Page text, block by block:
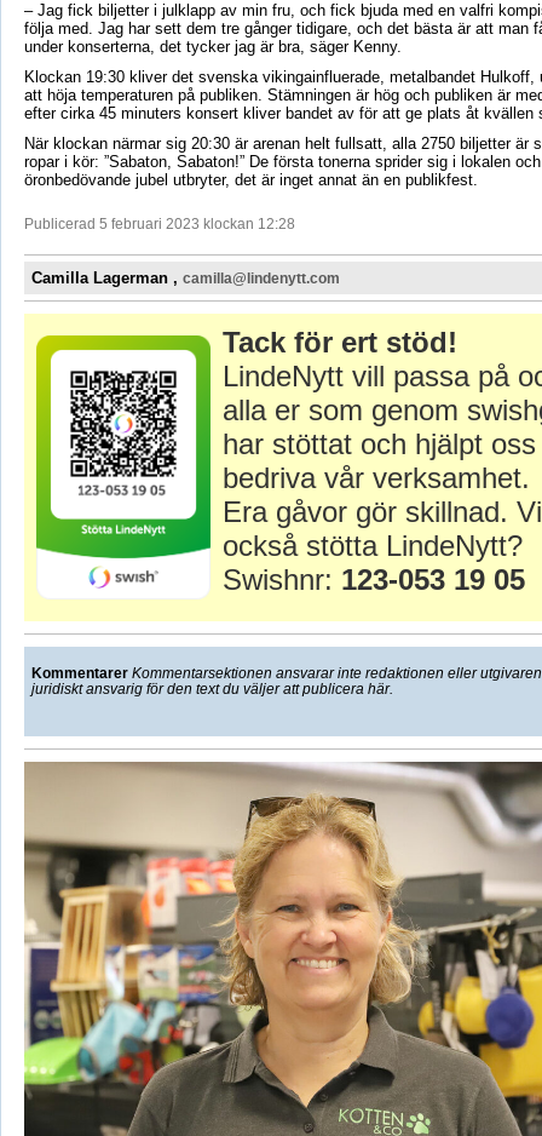
– Jag fick biljetter i julklapp av min fru, och fick bjuda med en valfri
följa med. Jag har sett dem tre gånger tidigare, och det bästa är att man
under konserterna, det tycker jag är bra, säger Kenny.
Klockan 19:30 kliver det svenska vikingainfluerade, metalbandet Hulkoff,
att höja temperaturen på publiken. Stämningen är hög och publiken är
efter cirka 45 minuters konsert kliver bandet av för att ge plats åt kvällen
När klockan närmar sig 20:30 är arenan helt fullsatt, alla 2750 biljetter är
ropar i kör: ”Sabaton, Sabaton!” De första tonerna sprider sig i lokalen
öronbedövande jubel utbryter, det är inget annat än en publikfest.
Publicerad 5 februari 2023 klockan 12:28
Camilla Lagerman , camilla@lindenytt.com
Tack för ert stöd!
LindeNytt vill passa på
alla er som genom
har stöttat och hjälpt
bedriva vår verksamhet.
Era gåvor gör skillnad.
också stötta LindeNytt?
Swishnr: 123-053 19 05
Kommentarer Kommentarsektionen ansvarar inte redaktionen eller
juridiskt ansvarig för den text du väljer att publicera här.